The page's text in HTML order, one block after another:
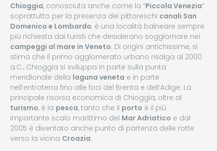
Chioggia, conosciuta anche come la “Piccola Venezia”
soprattutto per la presenza dei pittoreschi canali San
Domenico e Lombardo, è una località balneare sempre
più richiesta dai turisti che desiderano soggiornare nei
campeggi al mare in Veneto. Di origini antichissime, si
stima che il primo agglomerato urbano risalga al 2000
a.C., Chioggia si sviluppa in parte sulla punta
meridionale della laguna veneta e in parte
nell’entroterra fino alle foci del Brenta e dell’Adige. La
principale risorsa economica di Chioggia, oltre al
turismo, è la pesca, tanto che il porto è il più
importante scalo marittimo del Mar Adriatico e dal
2005 è diventato anche punto di partenza delle rotte
verso la vicina Croazia.